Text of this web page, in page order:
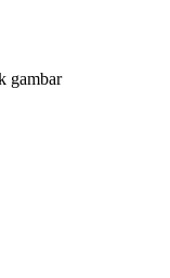
gambar